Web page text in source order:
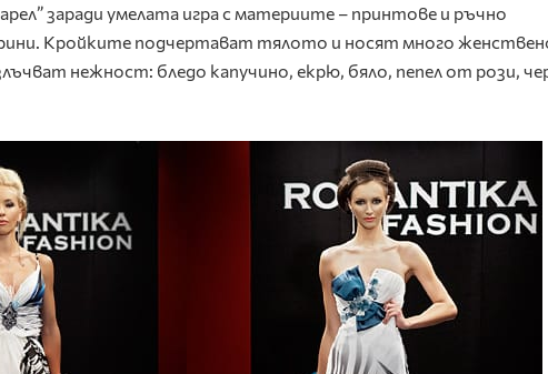
заради умелата игра с материите – принтове и ръчно
Кройките подчертават тялото и носят много
нежност: бледо капучино, екрю, бяло, пепел от рози,